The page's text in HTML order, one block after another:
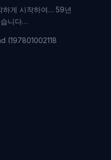
하게 시작하여… 59년
니다…
(197801002118